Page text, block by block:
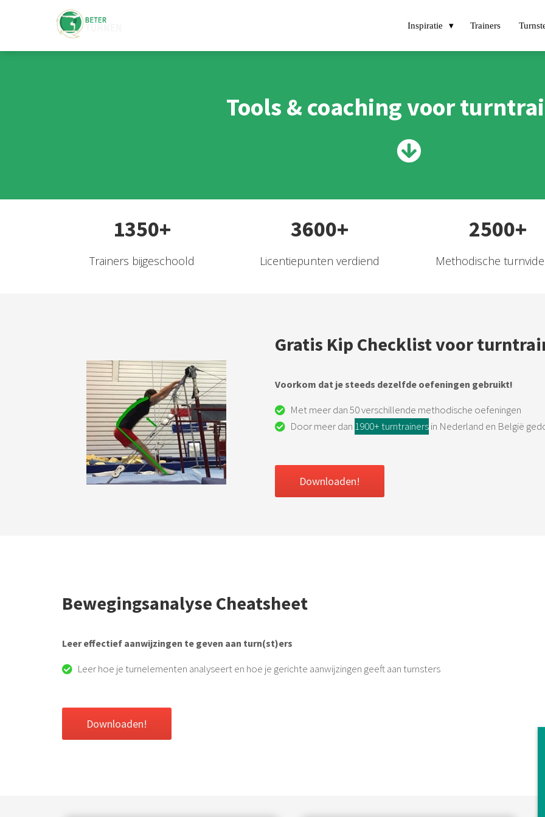
Inspiratie Trainers
Tools & coaching voor
1350+
Trainers bijgeschoold
3600+
Licentiepunten verdiend
2500+
Methodische
Gratis Kip Checklist voor
Voorkom dat je steeds dezelfde oefeningen gebruikt!
Met meer dan 50 verschillende methodische oefeningen
Door meer dan 1900+ turntrainersin Nederland en België
Downloaden!
Bewegingsanalyse Cheatsheet
Leer effectief aanwijzingen te geven aan turn(st)ers
Leer hoe je turnelementen analyseert en hoe je gerichte aanwijzingen geeft aan turnsters
Downloaden!